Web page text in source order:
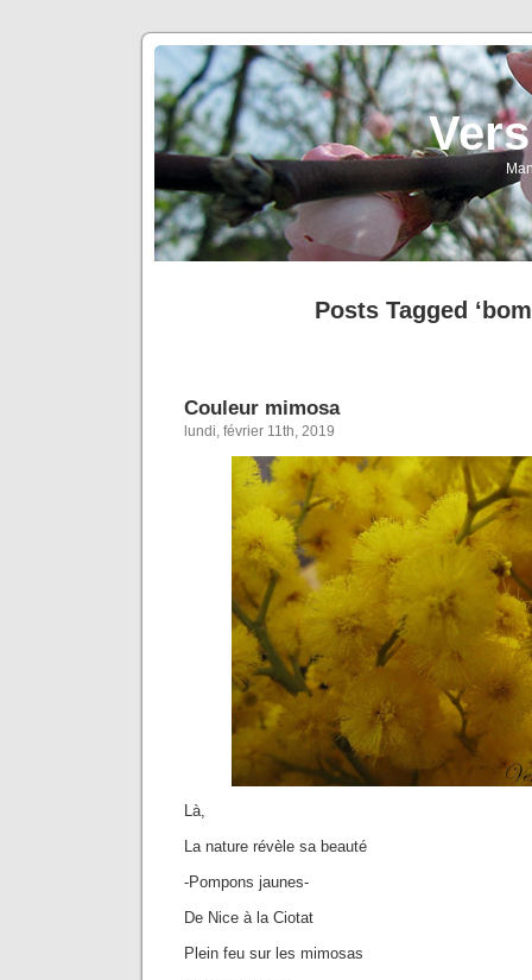
Posts Tagged
Couleur mimosa
lundi, février 11th, 2019
Là,
La nature révèle sa beauté
-Pompons jaunes-
De Nice à la Ciotat
Plein feu sur les mimosas